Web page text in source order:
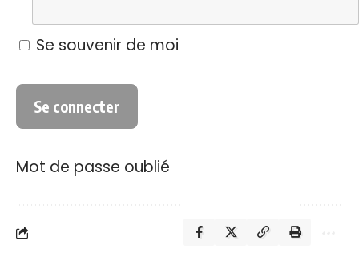
Se souvenir de moi
Mot de passe oublié